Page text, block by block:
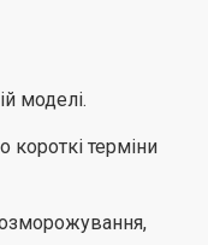
моделі.
короткі терміни